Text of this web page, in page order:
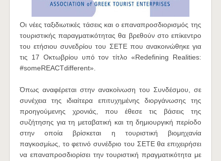
Οι νέες ταξιδιωτικές τάσεις και ο επαναπροσδιορισμός της
τουριστικής παραγματικότητας θα βρεθούν στο επίκεντρο
του ετήσιου συνεδρίου του ΣΕΤΕ που ανακοινώθηκε για
τις 17 Οκτωβρίου υπό τον τίτλο «Redefining Realities:
#someREACTdifferent».
Όπως αναφέρεται στην ανακοίνωση του Συνδέσμου, σε
συνέχεια της ιδιαίτερα επιτυχημένης διοργάνωσης της
προηγούμενης χρονιάς, που έθεσε τις βάσεις της
συζήτησης για τη μεταβατική και τη δημιουργική περίοδο
στην οποία βρίσκεται η τουριστική βιομηχανία
παγκοσμίως, το φετινό συνέδριο του ΣΕΤΕ θα επιχειρήσει
να επαναπροσδιορίσει την τουριστική πραγματικότητα με